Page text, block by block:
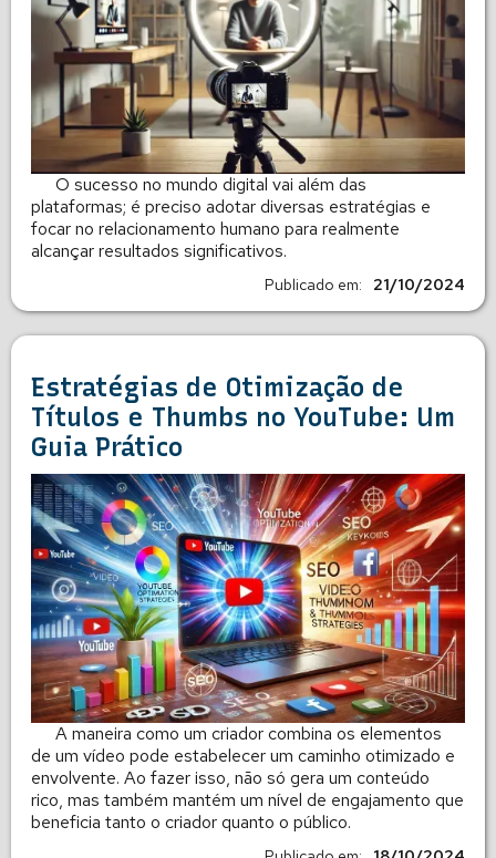
O sucesso no mundo digital vai além das
plataformas; é preciso adotar diversas estratégias e
focar no relacionamento humano para realmente
alcançar resultados significativos.
Publicado em: 21/10/2024
Estratégias de Otimização de
Títulos e Thumbs no YouTube: Um
Guia Prático
A maneira como um criador combina os elementos
de um vídeo pode estabelecer um caminho otimizado e
envolvente. Ao fazer isso, não só gera um conteúdo
rico, mas também mantém um nível de engajamento que
beneficia tanto o criador quanto o público.